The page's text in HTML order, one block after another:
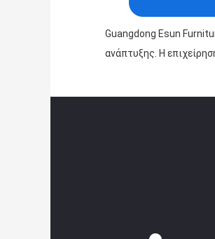
Guangdong Esun
ανάπτυξης. Η